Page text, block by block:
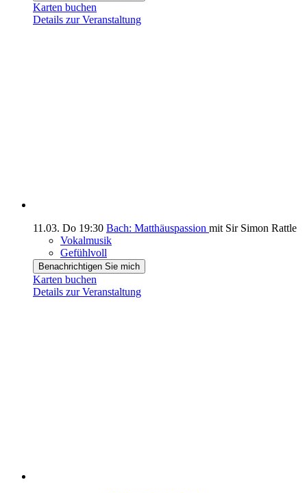
Karten buchen
Details zur Veranstaltung
11.03. Do 19:30 Bach: Matthäuspassion mit Sir Simon Rattle
Vokalmusik
Gefühlvoll
Benachrichtigen Sie mich
Karten buchen
Details zur Veranstaltung